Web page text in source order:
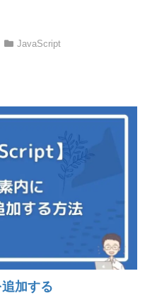
JavaScript
加する